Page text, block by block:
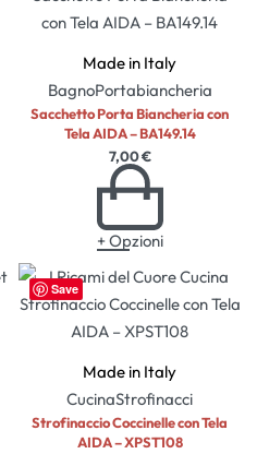
Made in Italy
BagnoPortabiancheria
Sacchetto Porta Biancheria con
Tela AIDA – BA149.14
7,00€
+ Opzioni
Save
Made in Italy
CucinaStrofinacci
Strofinaccio Coccinelle con Tela
AIDA – XPST108